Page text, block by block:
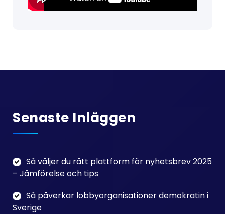
Senaste Inläggen
Så väljer du rätt plattform för nyhetsbrev 2025
– Jämförelse och tips
Så påverkar lobbyorganisationer demokratin i
Sverige